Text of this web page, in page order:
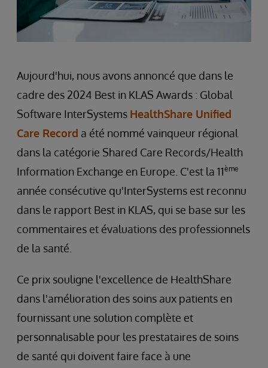
Aujourd'hui, nous avons annoncé que dans le
cadre des 2024 Best in KLAS Awards : Global
Software InterSystems HealthShare Unified
Care Record a été nommé vainqueur régional
dans la catégorie Shared Care Records/Health
Information Exchange en Europe. C'est la 11ème
année consécutive qu'InterSystems est reconnu
dans le rapport Best in KLAS, qui se base sur les
commentaires et évaluations des professionnels
de la santé.
Ce prix souligne l'excellence de HealthShare
dans l'amélioration des soins aux patients en
fournissant une solution complète et
personnalisable pour les prestataires de soins
de santé qui doivent faire face à une